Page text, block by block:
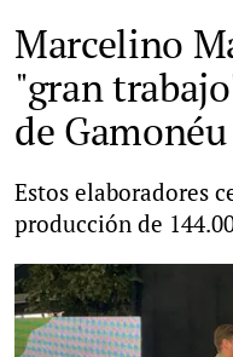
Marcelino
"gran
de Gamonéu
Estos elaboradores
producción de